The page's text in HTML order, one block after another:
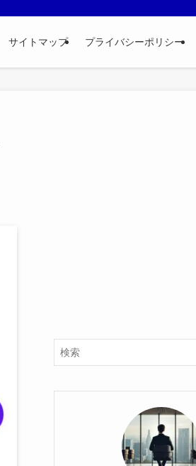
サイトマップ プライバシーポリシー